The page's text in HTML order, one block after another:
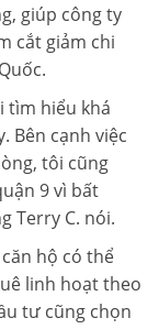
giúp công ty
cắt giảm chi
tìm hiểu khá
Bên cạnh việc
tôi cũng
9 vì bất
Terry C. nói.
hộ có thể
linh hoạt theo
tư cũng chọn